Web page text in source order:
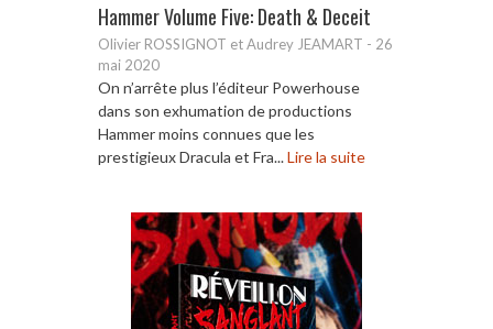
Hammer Volume Five: Death & Deceit
Olivier ROSSIGNOT et Audrey JEAMART - 26
mai 2020
On n’arrête plus l’éditeur Powerhouse
dans son exhumation de productions
Hammer moins connues que les
prestigieux Dracula et Fra...Lire la suite